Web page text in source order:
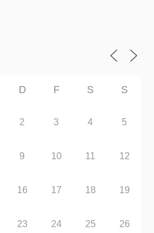
D F S S
2 3 4 5
9 10 11 12
16 17 18 19
23 24 25 26